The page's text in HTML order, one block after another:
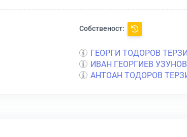
Собственост:
ГЕОРГИ ТОДОРОВ
ИВАН ГЕОРГИЕВ УЗУНОВ
АНТОАН ТОДОРОВ